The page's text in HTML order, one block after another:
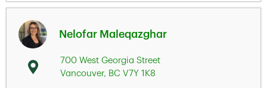
Nelofar Maleqazghar
700 West Georgia Street
Vancouver, BC V7Y 1K8